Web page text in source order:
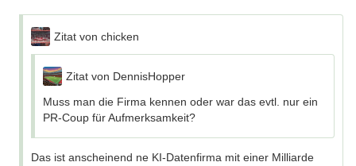
Zitat von chicken
Zitat von DennisHopper
Muss man die Firma kennen oder war das evtl. nur ein
PR-Coup für Aufmerksamkeit?
Das ist anscheinend ne KI-Datenfirma mit einer Milliarde